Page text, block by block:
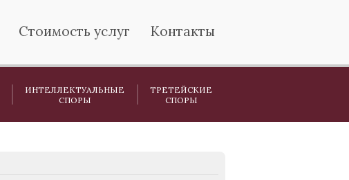
Стоимость услуг Контакты
ИНТЕЛЛЕКТУАЛЬНЫЕ
СПОРЫ
ТРЕТЕЙСКИЕ
СПОРЫ